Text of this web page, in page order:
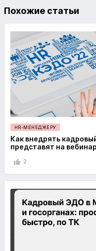
Похожие статьи
HR-МЕНЕДЖЕРУ
Как внедрять
представят на
2